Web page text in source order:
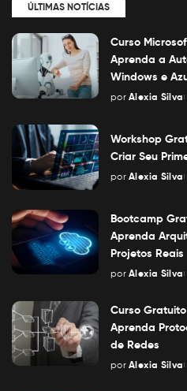
ÚLTIMAS NOTÍCIAS
Curso
Aprenda a
Windows e
Posted
por Alexia Silva
Workshop
Criar Seu
Posted
por Alexia Silva
Bootcamp
Aprenda
Projetos Reais
Posted
por Alexia Silva
Curso
Aprenda
de Redes
Posted
por Alexia Silva